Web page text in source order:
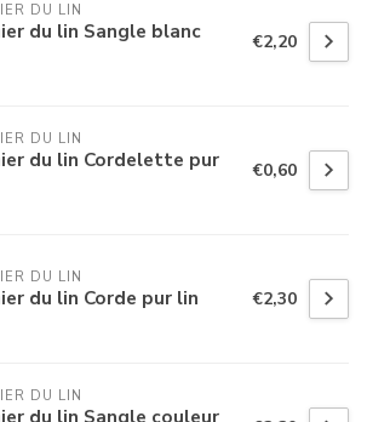
DU LIN
du lin Sangle blanc €2,20
DU LIN
du lin Cordelette pur €0,60
DU LIN
du lin Corde pur lin €2,30
DU LIN
du lin Sangle couleur